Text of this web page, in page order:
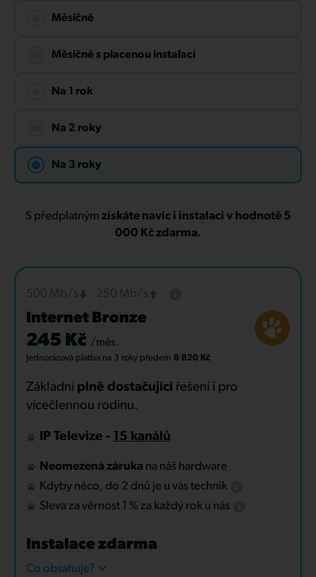
Měsíčně
Měsíčně s placenou instalací
Na 1 rok
Na 2 roky
Na 3 roky
S předplatným získáte navíc i instalaci v hodnotě 5
000 Kč zdarma.
Internet Bronze
245 Kč /měs.
Jednorázová platba na 3 roky předem 8 820 Kč
Základní plně dostačující řešení i pro
vícečlennou rodinu.
IP Televize - 15 kanálů
Neomezená záruka na náš hardware
Kdyby něco, do 2 dnů je u vás technik
Sleva za věrnost 1 % za každý rok u nás
Instalace zdarma
Co obsahuje?